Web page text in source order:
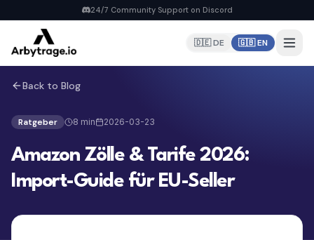
24/7 Community Support on Discord
🇩🇪 DE 🇬🇧 EN
Home
PRODUCTS
6 strategies, real-time repricing
MyDealz Discord Bot
Listing Creator NEW
Back to Blog
Ratgeber 8 min 2026-03-23
Amazon Zölle & Tarife 2026:
Import-Guide für EU-Seller